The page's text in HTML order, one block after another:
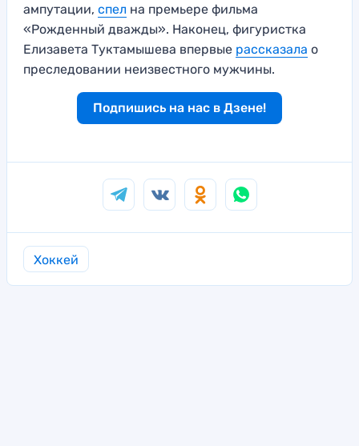
ампутации, спел на премьере фильма
«Рожденный дважды». Наконец, фигуристка
Елизавета Туктамышева впервые рассказала о
преследовании неизвестного мужчины.
Подпишись на нас в Дзене!
Хоккей